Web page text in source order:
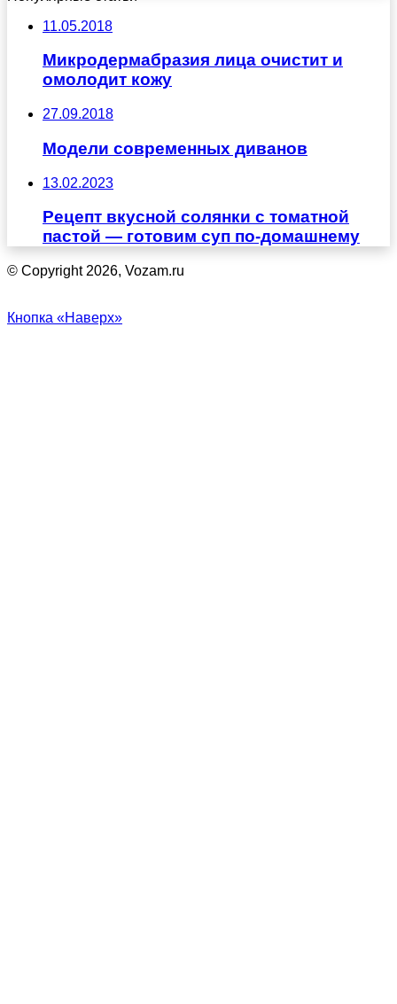
11.05.2018
Микродермабразия лица очистит и
омолодит кожу
27.09.2018
Модели современных диванов
13.02.2023
Рецепт вкусной солянки с томатной
пастой — готовим суп по-домашнему
© Copyright 2026, Vozam.ru
Кнопка «Наверх»